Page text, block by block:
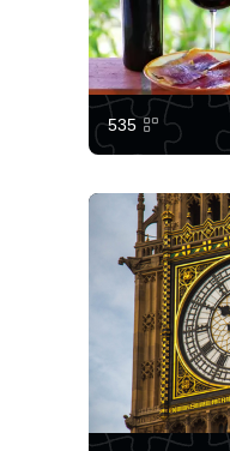
535